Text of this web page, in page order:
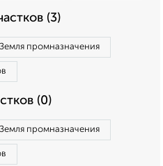
(3)
Земля промназначения
(0)
Земля промназначения